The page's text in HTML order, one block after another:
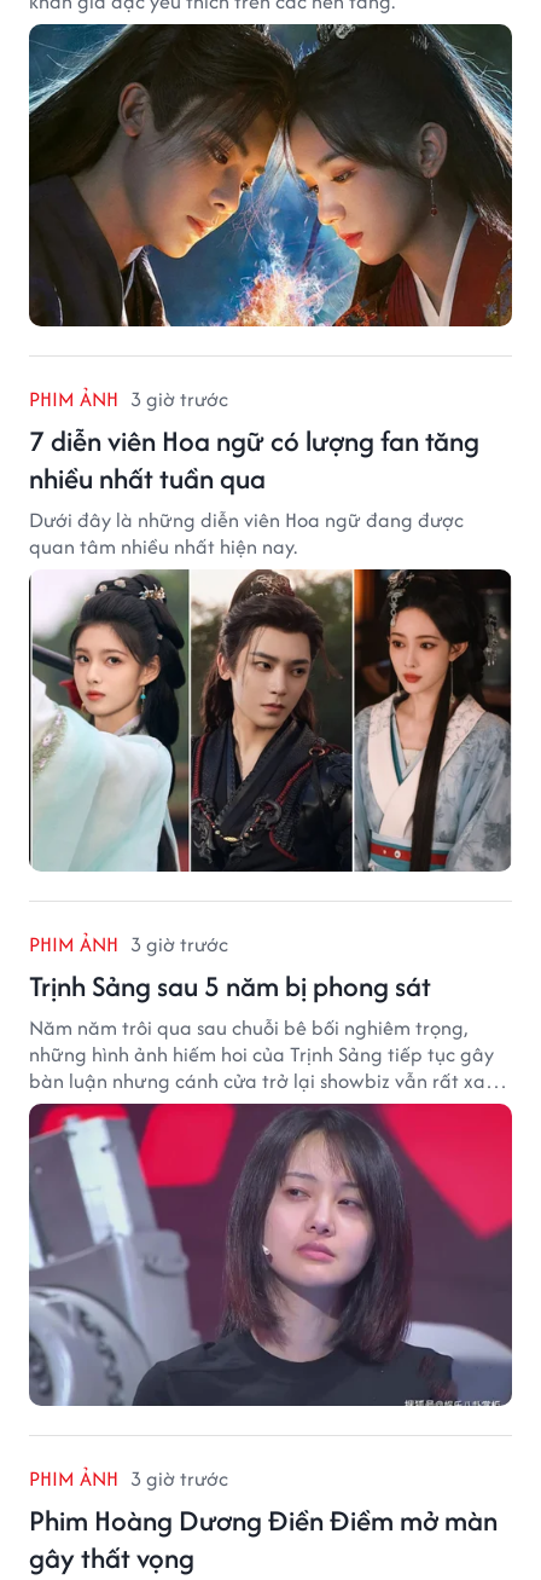
PHIM ẢNH 3 giờ trước
7 diễn viên Hoa ngữ có lượng fan tăng
nhiều nhất tuần qua
Dưới đây là những diễn viên Hoa ngữ đang được
quan tâm nhiều nhất hiện nay.
PHIM ẢNH 3 giờ trước
Trịnh Sảng sau 5 năm bị phong sát
Năm năm trôi qua sau chuỗi bê bối nghiêm trọng,
những hình ảnh hiếm hoi của Trịnh Sảng tiếp tục gây
bàn luận nhưng cánh cửa trở lại showbiz vẫn rất xa
vời.
PHIM ẢNH 3 giờ trước
Phim Hoàng Dương Điền Điềm mở màn
gây thất vọng